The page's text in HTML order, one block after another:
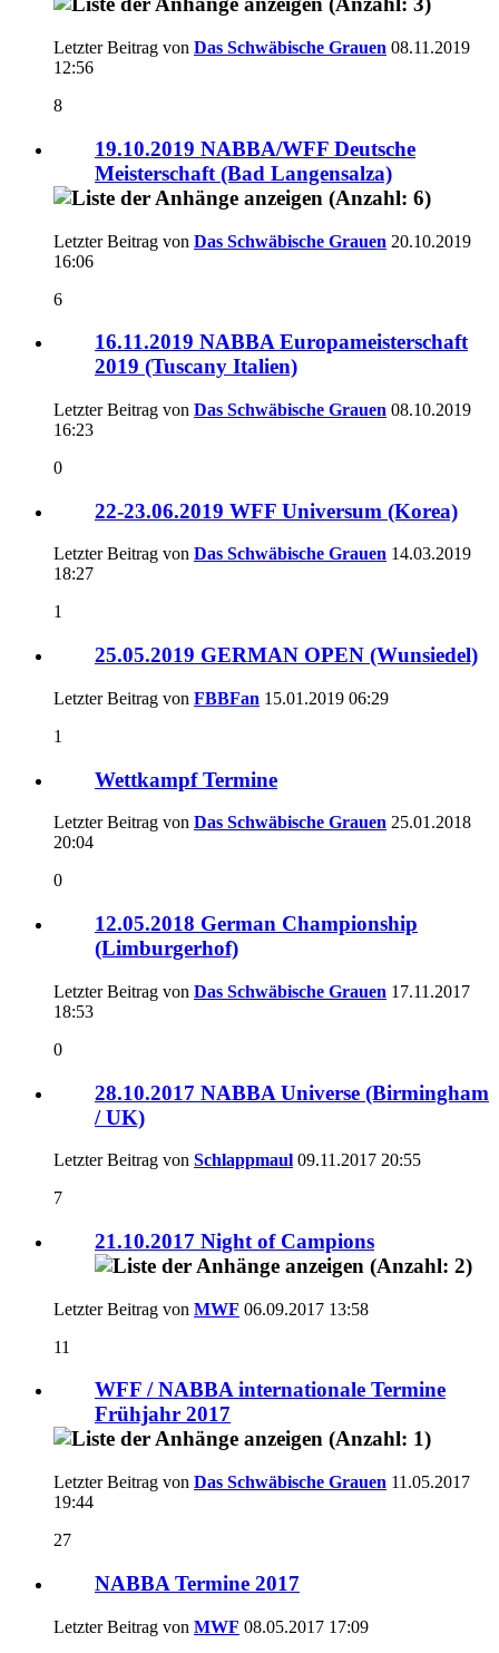
Letzter Beitrag von Das Schwäbische Grauen 08.11.2019
12:56
8
19.10.2019 NABBA/WFF Deutsche
Meisterschaft (Bad Langensalza)
Letzter Beitrag von Das Schwäbische Grauen 20.10.2019
16:06
6
16.11.2019 NABBA Europameisterschaft
2019 (Tuscany Italien)
Letzter Beitrag von Das Schwäbische Grauen 08.10.2019
16:23
0
22-23.06.2019 WFF Universum (Korea)
Letzter Beitrag von Das Schwäbische Grauen 14.03.2019
18:27
1
25.05.2019 GERMAN OPEN (Wunsiedel)
Letzter Beitrag von FBBFan 15.01.2019 06:29
1
Wettkampf Termine
Letzter Beitrag von Das Schwäbische Grauen 25.01.2018
20:04
0
12.05.2018 German Championship
(Limburgerhof)
Letzter Beitrag von Das Schwäbische Grauen 17.11.2017
18:53
0
28.10.2017 NABBA Universe (Birmingham
/ UK)
Letzter Beitrag von Schlappmaul 09.11.2017 20:55
7
21.10.2017 Night of Campions
Letzter Beitrag von MWF 06.09.2017 13:58
11
WFF / NABBA internationale Termine
Frühjahr 2017
Letzter Beitrag von Das Schwäbische Grauen 11.05.2017
19:44
27
NABBA Termine 2017
Letzter Beitrag von MWF 08.05.2017 17:09